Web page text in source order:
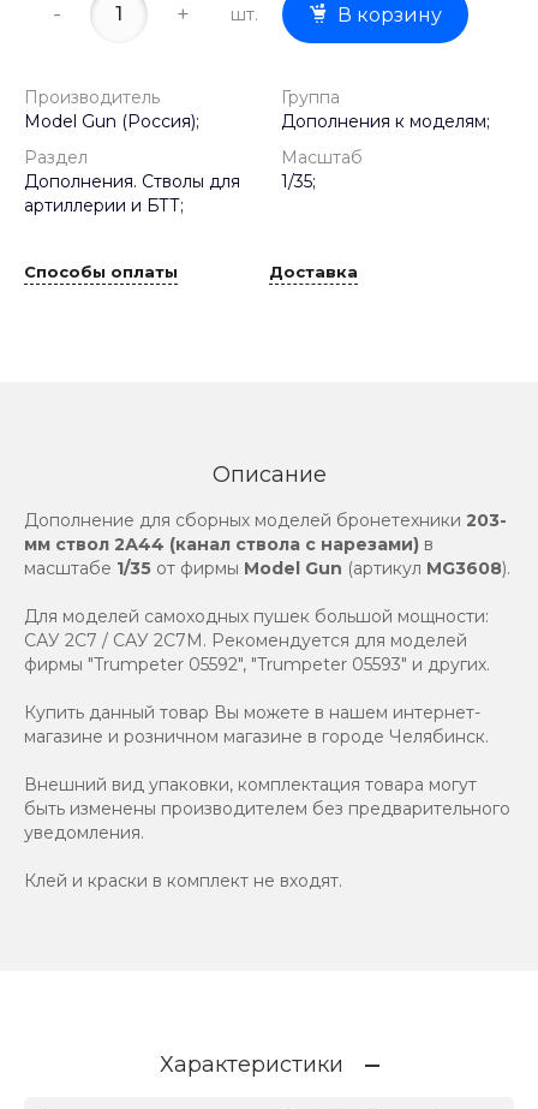
- + шт. В корзину
Производитель
Model Gun (Россия);
Группа
Дополнения к моделям;
Раздел
Дополнения. Стволы для
артиллерии и БТТ;
Масштаб
1/35;
Способы оплаты Доставка
Описание
Дополнение для сборных моделей бронетехники 203-
мм ствол 2А44 (канал ствола с нарезами) в
масштабе 1/35 от фирмы Model Gun (артикул MG3608).
Для моделей самоходных пушек большой мощности:
САУ 2С7 / САУ 2С7М. Рекомендуется для моделей
фирмы "Trumpeter 05592", "Trumpeter 05593" и других.
Купить данный товар Вы можете в нашем интернет-
магазине и розничном магазине в городе Челябинск.
Внешний вид упаковки, комплектация товара могут
быть изменены производителем без предварительного
уведомления.
Клей и краски в комплект не входят.
Характеристики